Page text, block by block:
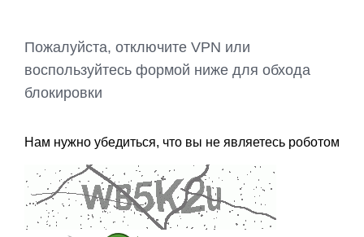
Пожалуйста, отключите VPN или
воспользуйтесь формой ниже для обхода
блокировки
Нам нужно убедиться, что вы не являетесь роботом